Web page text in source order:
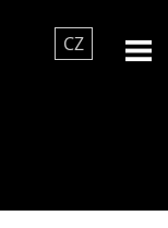
CZ